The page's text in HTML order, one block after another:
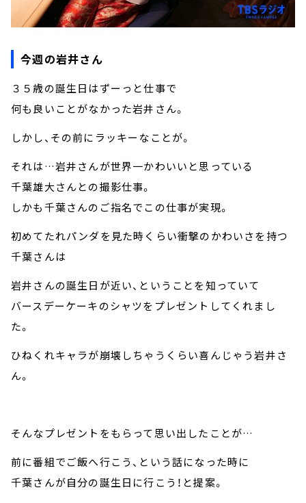
今週の岩井さん
３５歳の誕生日はずーっと仕事で
何も良いことがなかった岩井さん。
しかし、その前にラッキーなことが。
それは…岩井さんが世界一かわいいと思っている
千葉雄大さんとの撮影仕事。
しかも千葉さんのご指名でこの仕事が実現。
初めてたれパンダを見た時くらい衝撃のかわいさを持つ
千葉さんは
岩井さんの誕生日が近い、ということを知っていて
バースデーケーキのシャツをプレゼントしてくれまし
た。
ひねくれキャラが崩壊しちゃうくらい喜んじゃう岩井さ
ん。
そんなプレゼントをもらって思い出したことが…
前に番組でご飯へ行こう、という話になった時に
千葉さんが自分の誕生日に行こう！と提案。